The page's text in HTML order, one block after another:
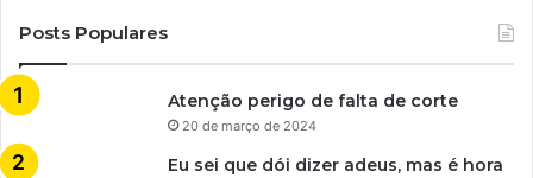
Posts Populares
Atenção perigo de falta de corte
20 de março de 2024
Eu sei que dói dizer adeus, mas é hora